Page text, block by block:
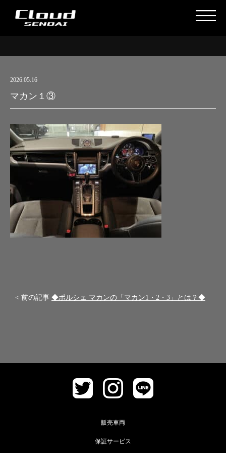
2026.05.16
マカン１③
< 前の記事 ◆ポルシェ マカンの「マカン1・2・3」とは？◆
販売車両
保証サービス